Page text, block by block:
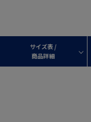
サイズ表 /
商品詳細